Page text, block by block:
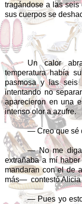
tragándose a las seis
sus cuerpos se
Un calor
temperatura había
pasmosa y las seis
intentando no
aparecieron en una
intenso olor a azufre.
— Creo que sé
— No me
extrañaba a mí
mandaran con el de
más— contestó
— Pues yo